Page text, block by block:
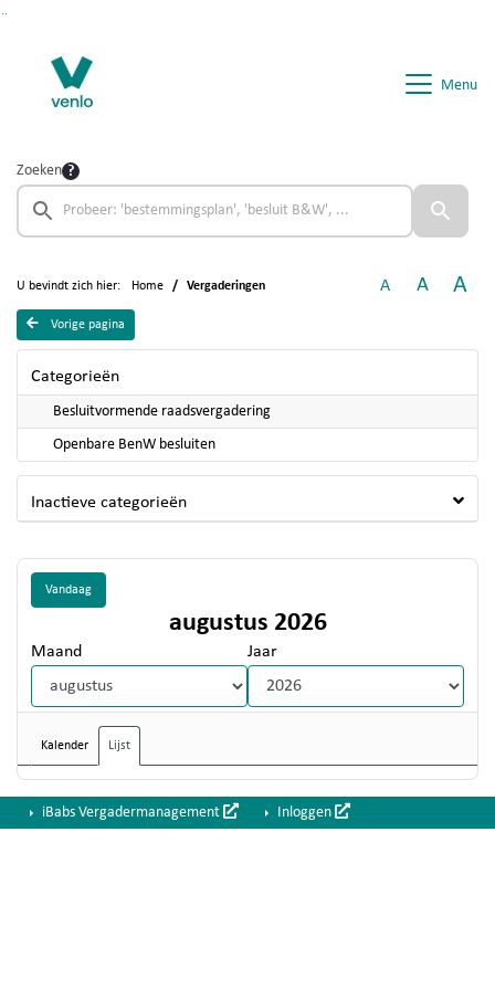
Menu
Zoeken
U bevindt zich hier: Home Vergaderingen A A A
Vorige pagina
Categorieën
Besluitvormende raadsvergadering
Openbare BenW besluiten
Inactieve categorieën
Vandaag
augustus 2026
Maand Jaar
Kalender Lijst
iBabs Vergadermanagement Inloggen